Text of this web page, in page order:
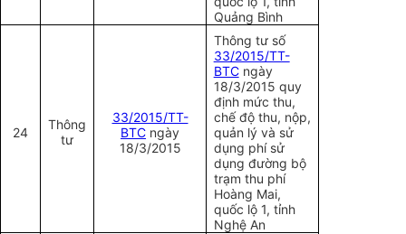
Quảng Bình
24
Thông
tư
33/2015/TT-
BTC ngày
18/3/2015
Thông tư số
33/2015/TT-
BTCngày
18/3/2015 quy
định mức thu,
chế độ thu, nộp,
quản lý và sử
dụng phí sử
dụng đường bộ
trạm thu phí
Hoàng Mai,
quốc lộ 1, tỉnh
Nghệ An